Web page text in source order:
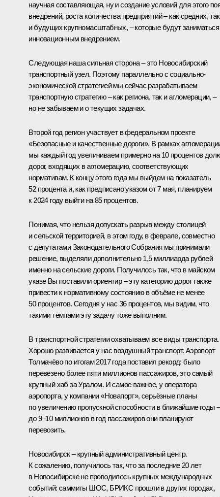
научная составляющая, ну и создание условий для этого
внедрений, роста количества предприятий – как средних, так
и будущих крупномасштабных, – которые будут заниматься
инновационным внедрением.
Следующая наша сильная сторона – это Новосибирский
транспортный узел. Поэтому параллельно с социально-
экономической стратегией мы сейчас разрабатываем
транспортную стратегию – как региона, так и агломерации, –
но не забываем и о текущих задачах.
Второй год регион участвует в федеральном проекте
«Безопасные и качественные дороги». В рамках
мы каждый год увеличиваем примерно на 10 процентов
дорог, входящих в агломерацию, соответствующих
нормативам. К концу этого года мы выйдем на показатель
52 процента и, как предписано указом от 7 мая, планируем
к 2024 году выйти на 85 процентов.
Понимая, что нельзя допускать разрыв между столицей
и сельской территорией, в этом году, в феврале, совместно
с депутатами Законодательного Собрания мы принимали
решение, выделяли дополнительно 1,5 миллиарда рублей
именно на сельские дороги. Получилось так, что в майском
указе Вы поставили ориентир – эту категорию дорог также
привести к нормативному состоянию в объёме не менее
50 процентов. Сегодня у нас 36 процентов, мы видим, что
такими темпами эту задачу тоже выполним.
В транспортной стратегии охватываем все виды транспорта.
Хорошо развивается у нас воздушный транспорт. Аэропорт
Толмачёво по итогам 2017 года поставил рекорд: было
перевезено более пяти миллионов пассажиров, это самый
крупный хаб за Уралом. И самое важное, у оператора
аэропорта, у компании «Новапорт», серьёзные планы
по увеличению пропускной способности в ближайшие годы –
до 9–10 миллионов в год пассажиров они планируют
перевозить.
Новосибирск – крупный административный центр.
К сожалению, получилось так, что за последние 20 лет
в Новосибирске не проводилось крупных международных
событий: саммиты ШОС, БРИКС прошли в других городах,